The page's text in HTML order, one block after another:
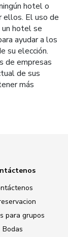
hotel o
ellos. El uso de
un hotel se
ayudar a los
su elección.
de empresas
de sus
más
para grupos
Bodas